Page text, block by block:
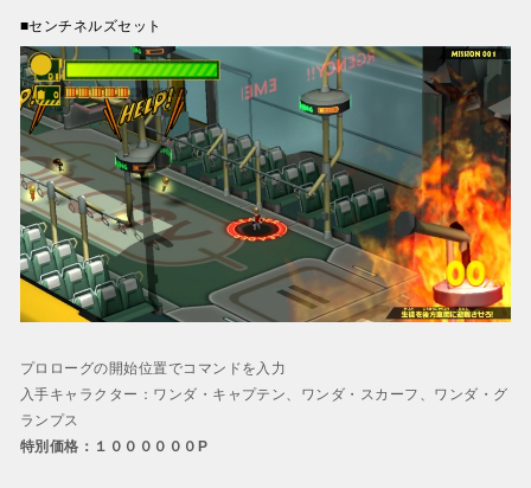
■センチネルズセット
プロローグの開始位置でコマンドを入力
入手キャラクター：ワンダ・キャプテン、ワンダ・スカーフ、ワンダ・グ
ランプス
特別価格：１００００００P